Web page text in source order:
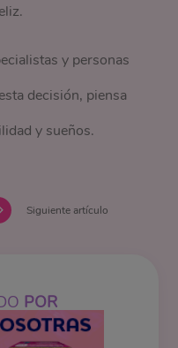
y personas
decisión, piensa
y sueños.
Siguiente artículo
POR